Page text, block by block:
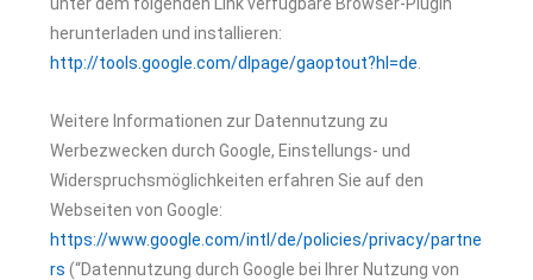
herunterladen und installieren:
http://tools.google.com/dlpage/gaoptout?hl=de
Weitere Informationen zur Datennutzung zu
Werbezwecken durch Google, Einstellungs- und
Widerspruchsmöglichkeiten erfahren Sie auf den
Webseiten von Google:
https://www.google.com/intl/de/policies/privacy/partne
rs (“Datennutzung durch Google bei Ihrer Nutzung von